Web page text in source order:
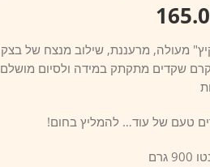
מעולה, מרעננת, שילוב מנצח של
קרם שקדים מתקתק במידה ולסיום
טעם של עוד… להמליץ בחום!
גרם